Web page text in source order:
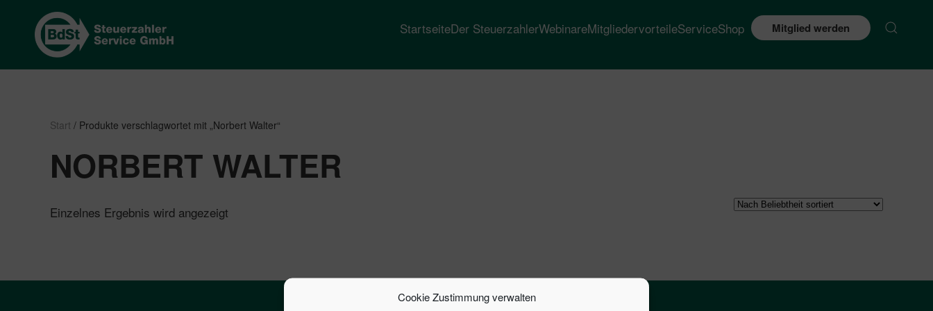
Cookie Zustimmung verwalten
StartseiteDer SteuerzahlerWebinareMitgliedervorteileServiceShop Mitglied werden
Start / Produkte verschlagwortet mit „Norbert Walter“
NORBERT WALTER
Einzelnes Ergebnis wird angezeigt